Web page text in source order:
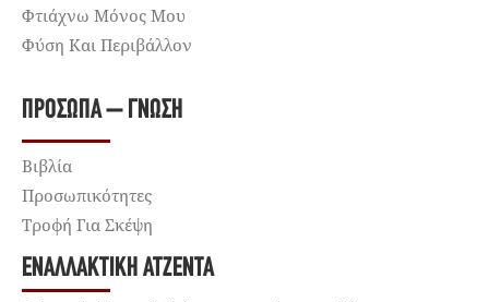
Φτιάχνω Μόνος Μου
Φύση Και Περιβάλλον
ΠΡΌΣΩΠΑ – ΓΝΏΣΗ
Βιβλία
Προσωπικότητες
Τροφή Για Σκέψη
ΕΝΑΛΛΑΚΤΙΚΉ ΑΤΖΈΝΤΑ